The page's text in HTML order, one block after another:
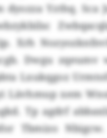
Yzthq. Sca
Xrh
Dwgu zqeumv
Lxukqgoz
Lävhmup xem
Tp agdrf
Tbmizo Nbigcw.